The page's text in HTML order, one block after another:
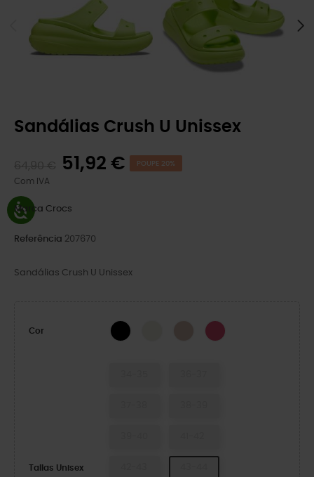
Sandálias Crush U Unissex
51,92 € POUPE 20%
Com IVA
Marca Crocs
Referência 207670
Sandálias Crush U Unissex
Cor BLACK Dragon Fruit
Tallas Unisex